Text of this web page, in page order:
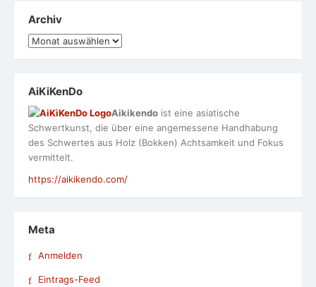
Archiv
Archiv
AiKiKenDo
Aikikendo ist eine asiatische
Schwertkunst, die über eine angemessene Handhabung
des Schwertes aus Holz (Bokken) Achtsamkeit und Fokus
vermittelt.
https://aikikendo.com/
Meta
Anmelden
Eintrags-Feed